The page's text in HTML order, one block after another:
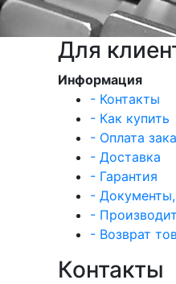
Для
Информация
- Контакты
- Как купить
- Оплата
- Доставка
- Гарантия
-
-
- Возврат
Контакты